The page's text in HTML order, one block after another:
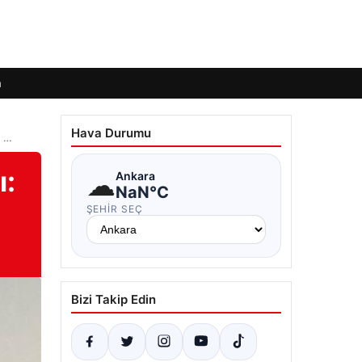
… Hava Durumu
☁Ankara
NaN°C
ŞEHIR SEÇ
Bizi Takip Edin